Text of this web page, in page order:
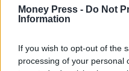
Money Press - Do Not
Information
If you wish to opt-out of the
processing of your personal